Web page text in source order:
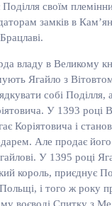
Поділля своїм
замків в
владу в Великому
Ягайло з
собі Поділля,
У 1393 році
Коріятовича і
Але продає його
У 1395 році
король, приєднує
і того ж року